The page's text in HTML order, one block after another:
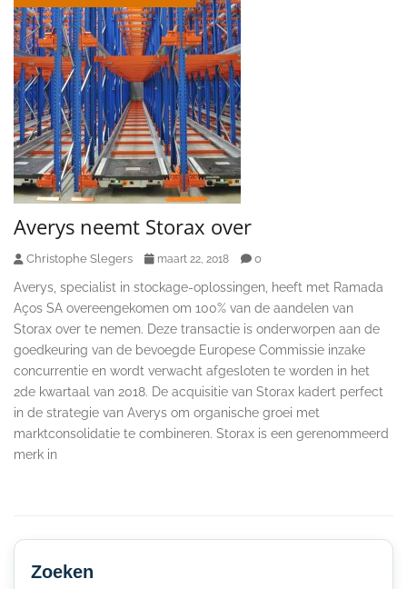
Averys neemt Storax over
Christophe Slegers maart 22, 2018 0
Averys, specialist in stockage-oplossingen, heeft met Ramada
Aços SA overeengekomen om 100% van de aandelen van
Storax over te nemen. Deze transactie is onderworpen aan de
goedkeuring van de bevoegde Europese Commissie inzake
concurrentie en wordt verwacht afgesloten te worden in het
2de kwartaal van 2018. De acquisitie van Storax kadert perfect
in de strategie van Averys om organische groei met
marktconsolidatie te combineren. Storax is een gerenommeerd
merk in
Secondary
Sidebar
Zoeken